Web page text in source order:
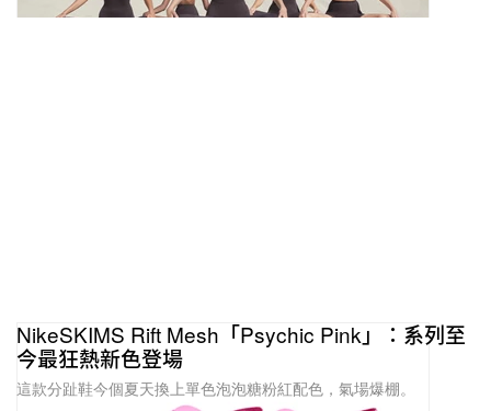
NikeSKIMS Rift Mesh「Psychic Pink」：系列至
今最狂熱新色登場
這款分趾鞋今個夏天換上單色泡泡糖粉紅配色，氣場爆棚。